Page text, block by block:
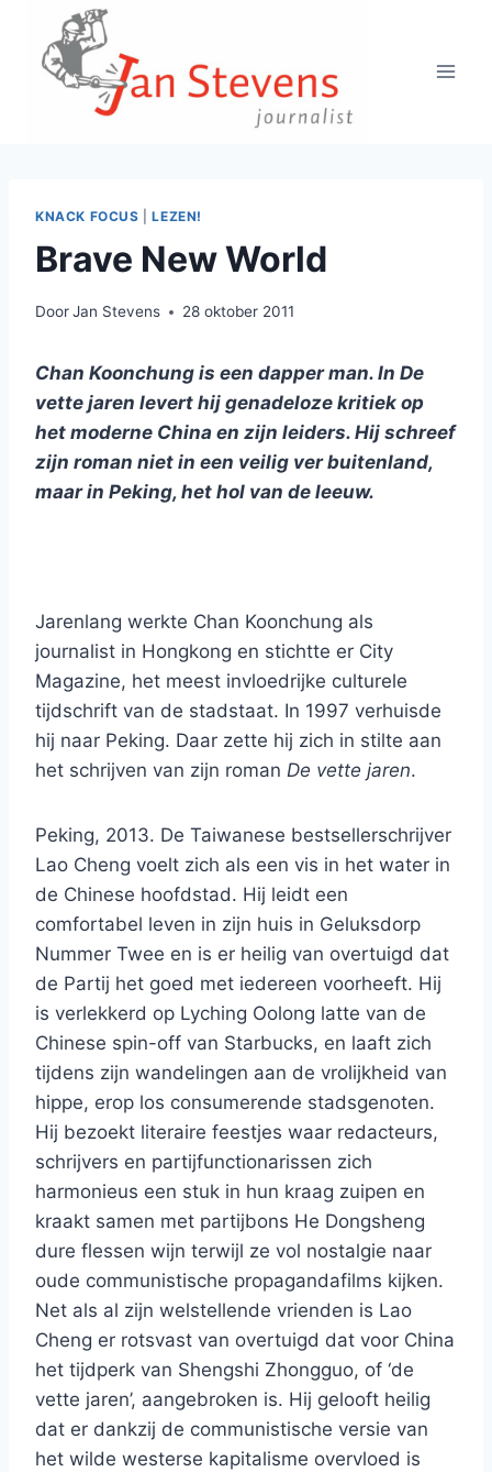
Doorgaan
inhoud
KNACK FOCUS |LEZEN!
Brave New World
DoorJan Stevens 28 oktober 2011
Chan Koonchung is een dapper man. In De
vette jaren levert hij genadeloze kritiek op
het moderne China en zijn leiders. Hij schreef
zijn roman niet in een veilig ver buitenland,
maar in Peking, het hol van de leeuw.
Jarenlang werkte Chan Koonchung als
journalist in Hongkong en stichtte er City
Magazine, het meest invloedrijke culturele
tijdschrift van de stadstaat. In 1997 verhuisde
hij naar Peking. Daar zette hij zich in stilte aan
het schrijven van zijn roman De vette jaren.
Peking, 2013. De Taiwanese bestsellerschrijver
Lao Cheng voelt zich als een vis in het water in
de Chinese hoofdstad. Hij leidt een
comfortabel leven in zijn huis in Geluksdorp
Nummer Twee en is er heilig van overtuigd dat
de Partij het goed met iedereen voorheeft. Hij
is verlekkerd op Lyching Oolong latte van de
Chinese spin-off van Starbucks, en laaft zich
tijdens zijn wandelingen aan de vrolijkheid van
hippe, erop los consumerende stadsgenoten.
Hij bezoekt literaire feestjes waar redacteurs,
schrijvers en partijfunctionarissen zich
harmonieus een stuk in hun kraag zuipen en
kraakt samen met partijbons He Dongsheng
dure flessen wijn terwijl ze vol nostalgie naar
oude communistische propagandafilms kijken.
Net als al zijn welstellende vrienden is Lao
Cheng er rotsvast van overtuigd dat voor China
het tijdperk van Shengshi Zhongguo, of ‘de
vette jaren’, aangebroken is. Hij gelooft heilig
dat er dankzij de communistische versie van
het wilde westerse kapitalisme overvloed is